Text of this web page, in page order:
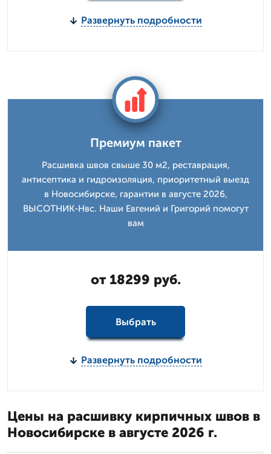
Развернуть подробности
Премиум пакет
Расшивка швов свыше 30 м2, реставрация,
антисептика и гидроизоляция, приоритетный выезд
в Новосибирске, гарантии в августе 2026,
ВЫСОТНИК-Нвс. Наши Евгений и Григорий помогут
вам
от 18299 руб.
Выбрать
Развернуть подробности
Цены на расшивку кирпичных швов в
Новосибирске в августе 2026 г.